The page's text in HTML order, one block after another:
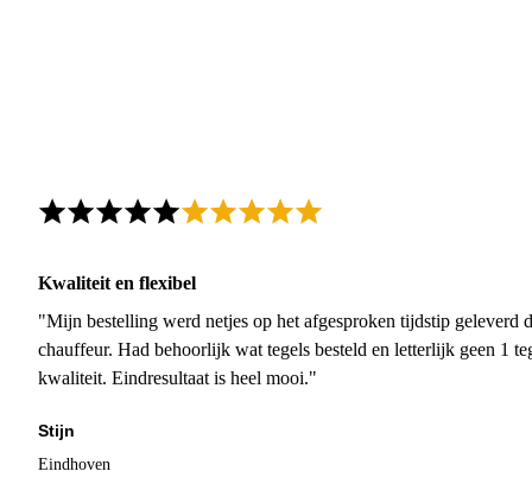
Kwaliteit en flexibel
"Mijn bestelling werd netjes op het afgesproken tijdstip geleverd
chauffeur. Had behoorlijk wat tegels besteld en letterlijk geen 1
kwaliteit. Eindresultaat is heel mooi."
Stijn
Eindhoven